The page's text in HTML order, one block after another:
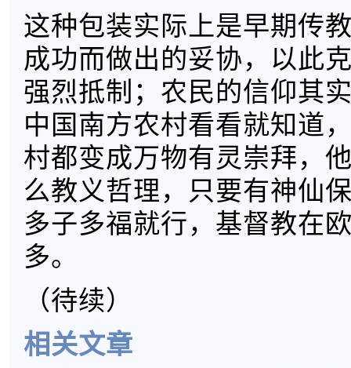
这种包装实际上是早期传
成功而做出的妥协，以此
强烈抵制；农民的信仰其
中国南方农村看看就知道
村都变成万物有灵崇拜，
么教义哲理，只要有神仙
多子多福就行，基督教在
多。
（待续）
相关文章